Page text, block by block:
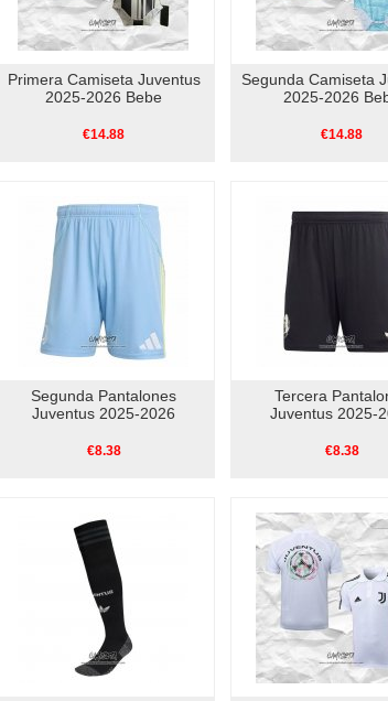
Primera Camiseta Juventus
2025-2026 Bebe
€14.88
Segunda Camiseta
2025-2026
€14.88
Segunda Pantalones
Juventus 2025-2026
€8.38
Tercera
Juventus 2025-
€8.38